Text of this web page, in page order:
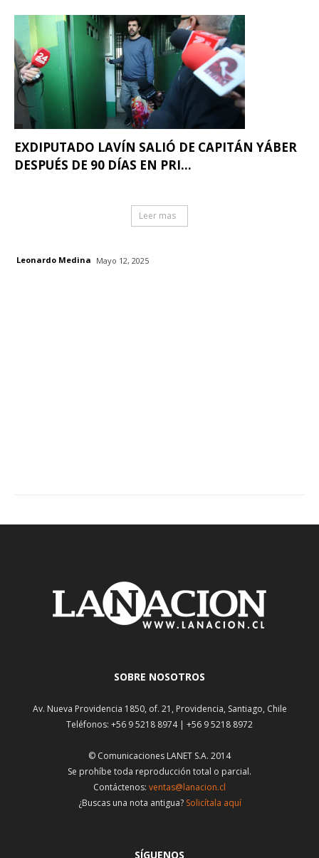
EXDIPUTADO LAVÍN SALIÓ DE CAPITÁN YÁBER
DESPUÉS DE 90 DÍAS EN PRI...
Leer mas
Leonardo Medina Mayo 12, 2025
SOBRE NOSOTROS
Av. Nueva Providencia 1850, of. 21, Providencia, Santiago, Chile
Teléfonos: +56 9 5218 8974 | +56 9 5218 8972
© Comunicaciones LANET S.A. 2014
Se prohíbe toda reproducción total o parcial.
Contáctenos: ventas@lanacion.cl
¿Buscas una nota antigua? Solicítala aquí
SÍGUENOS